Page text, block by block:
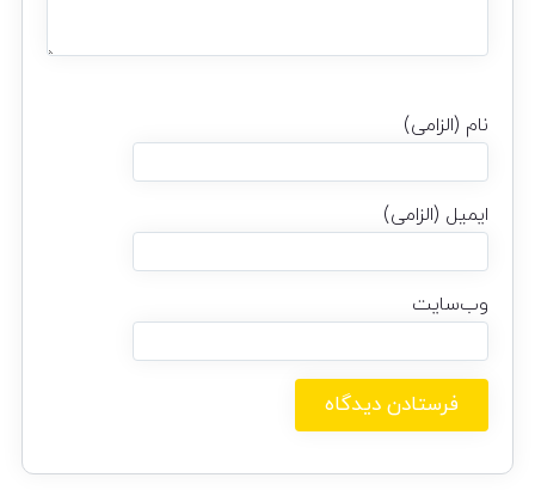
نام (الزامی)
ایمیل (الزامی)
وب‌سایت